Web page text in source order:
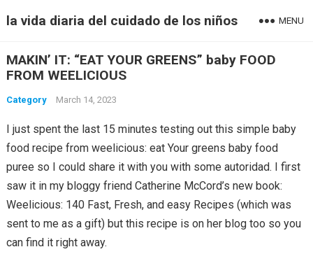
la vida diaria del cuidado de los niños MENU
MAKIN’ IT: “EAT YOUR GREENS” baby FOOD
FROM WEELICIOUS
Category March 14, 2023
I just spent the last 15 minutes testing out this simple baby
food recipe from weelicious: eat Your greens baby food
puree so I could share it with you with some autoridad. I first
saw it in my bloggy friend Catherine McCord’s new book:
Weelicious: 140 Fast, Fresh, and easy Recipes (which was
sent to me as a gift) but this recipe is on her blog too so you
can find it right away.